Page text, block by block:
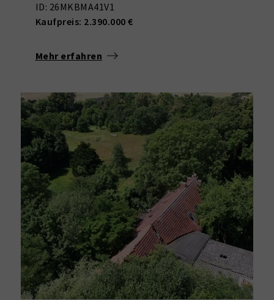
ID: 26MKBMA41V1
Kaufpreis: 2.390.000 €
Mehr erfahren